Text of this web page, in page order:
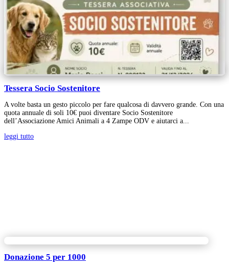
Tessera Socio Sostenitore
A volte basta un gesto piccolo per fare qualcosa di davvero grande. Con una
quota annuale di soli 10€ puoi diventare Socio Sostenitore
dell’Associazione Amici Animali a 4 Zampe ODV e aiutarci a...
leggi tutto
Donazione 5 per 1000